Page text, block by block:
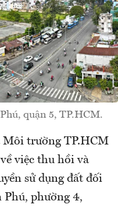
quận 5, TP.HCM.
Môi trường TP.HCM
việc thu hồi và
sử dụng đất đối
Phú, phường 4,